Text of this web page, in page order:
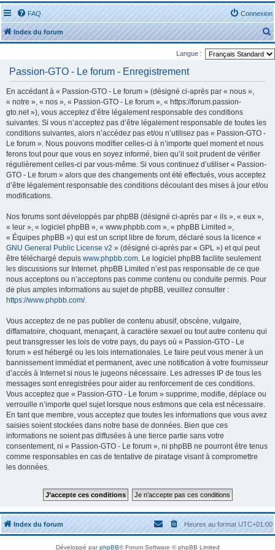
FAQ Connexion
Index du forum
e
c
Langue :
Passion-GTO - Le forum - Enregistrement
En accédant à « Passion-GTO - Le forum » (désigné ci-après par « nous »,
« notre », « nos », « Passion-GTO - Le forum », « https://forum.passion-
gto.net »), vous acceptez d’être légalement responsable des conditions
suivantes. Si vous n’acceptez pas d’être légalement responsable de toutes les
conditions suivantes, alors n’accédez pas et/ou n’utilisez pas « Passion-GTO -
Le forum ». Nous pouvons modifier celles-ci à n’importe quel moment et nous
ferons tout pour que vous en soyez informé, bien qu’il soit prudent de vérifier
régulièrement celles-ci par vous-même. Si vous continuez d’utiliser « Passion-
GTO - Le forum » alors que des changements ont été effectués, vous acceptez
d’être légalement responsable des conditions découlant des mises à jour et/ou
modifications.
Nos forums sont développés par phpBB (désigné ci-après par « ils », « eux »,
« leur », « logiciel phpBB », « www.phpbb.com », « phpBB Limited »,
« Équipes phpBB ») qui est un script libre de forum, déclaré sous la licence «
GNU General Public License v2 » (désigné ci-après par « GPL ») et qui peut
être téléchargé depuis www.phpbb.com. Le logiciel phpBB facilite seulement
les discussions sur Internet. phpBB Limited n’est pas responsable de ce que
nous acceptons ou n’acceptons pas comme contenu ou conduite permis. Pour
de plus amples informations au sujet de phpBB, veuillez consulter :
https://www.phpbb.com/.
Vous acceptez de ne pas publier de contenu abusif, obscène, vulgaire,
diffamatoire, choquant, menaçant, à caractère sexuel ou tout autre contenu qui
peut transgresser les lois de votre pays, du pays où « Passion-GTO - Le
forum » est hébergé ou les lois internationales. Le faire peut vous mener à un
bannissement immédiat et permanent, avec une notification à votre fournisseur
d’accès à Internet si nous le jugeons nécessaire. Les adresses IP de tous les
messages sont enregistrées pour aider au renforcement de ces conditions.
Vous acceptez que « Passion-GTO - Le forum » supprime, modifie, déplace ou
verrouille n’importe quel sujet lorsque nous estimons que cela est nécessaire.
En tant que membre, vous acceptez que toutes les informations que vous avez
saisies soient stockées dans notre base de données. Bien que ces
informations ne soient pas diffusées à une tierce partie sans votre
consentement, ni « Passion-GTO - Le forum », ni phpBB ne pourront être tenus
comme responsables en cas de tentative de piratage visant à compromettre
les données.
Index du forum Heures au formatUTC+01:00
Développé parphpBB® Forum Software © phpBB Limited